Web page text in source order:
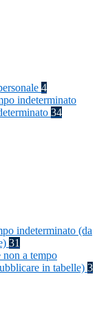
4
indeterminato
34
indeterminato (da
31
non a tempo
in tabelle) 3